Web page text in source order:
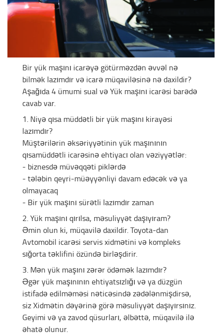
Bir yük maşını icarəyə götürməzdən əvvəl nə
bilmək lazımdır və icarə müqaviləsinə nə daxildir?
Aşağıda 4 ümumi sual və Yük maşını icarəsi barədə
cavab var.
1. Niyə qısa müddətli bir yük maşını kirayəsi
lazımdır?
Müştərilərin əksəriyyətinin yük maşınının
qısamüddətli icarəsinə ehtiyacı olan vəziyyətlər:
- biznesdə müvəqqəti piklərdə
- tələbin qeyri-müəyyənliyi davam edəcək və ya
olmayacaq
- Bir yük maşını sürətli lazımdır zaman
2. Yük maşını qırılsa, məsuliyyət daşıyıram?
Əmin olun ki, müqavilə daxildir. Toyota-dan
Avtomobil icarəsi servis xidmətini və kompleks
sığorta təklifini özündə birləşdirir.
3. Mən yük maşını zərər ödəmək lazımdır?
Əgər yük maşınının ehtiyatsızlığı və ya düzgün
istifadə edilməməsi nəticəsində zədələnmişdirsə,
siz Xidmətin dəyərinə görə məsuliyyət daşıyırsınız.
Geyimi və ya zavod qüsurları, əlbəttə, müqavilə ilə
əhatə olunur.